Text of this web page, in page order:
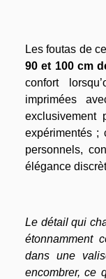
Les foutas de
90 et 100 cm
confort
imprimées
exclusivement
expérimentés ;
personnels,
élégance
Le détail qui
étonnamment
dans une
encombrer, ce